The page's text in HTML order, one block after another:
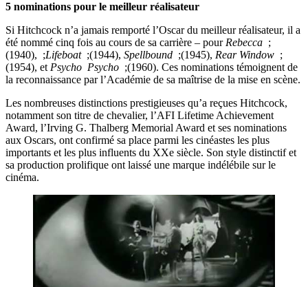
5 nominations pour le meilleur réalisateur
Si Hitchcock n’a jamais remporté l’Oscar du meilleur réalisateur, il a
été nommé cinq fois au cours de sa carrière – pour Rebecca ;
(1940), ;Lifeboat;(1944), Spellbound ;(1945), Rear Window ;
(1954), et Psycho Psycho ;(1960). Ces nominations témoignent de
la reconnaissance par l’Académie de sa maîtrise de la mise en scène.
Les nombreuses distinctions prestigieuses qu’a reçues Hitchcock,
notamment son titre de chevalier, l’AFI Lifetime Achievement
Award, l’Irving G. Thalberg Memorial Award et ses nominations
aux Oscars, ont confirmé sa place parmi les cinéastes les plus
importants et les plus influents du XXe siècle. Son style distinctif et
sa production prolifique ont laissé une marque indélébile sur le
cinéma.